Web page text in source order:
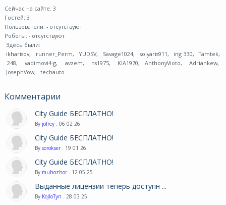
Сейчас на сайте: 3
Гостей: 3
Пользователи: - отсутствуют
Роботы: - отсутствуют
Здесь были:
ikharisov, runner_Perm, YUDSV, Savage1024, solyaris911, ing 330, Tamtek,
248, vadimovi4-g, avzem, ns1975, KIA1970, AnthonyVioto, Adriankew,
JosephVow, techauto
Комментарии
City Guide БЕСПЛАТНО!
By jofrey . 06 02 26
City Guide БЕСПЛАТНО!
By sorokser . 19 01 26
City Guide БЕСПЛАТНО!
By muhozhor . 12 05 25
Выданные лицензии теперь доступн ...
By KoJIoTyn . 28 03 25